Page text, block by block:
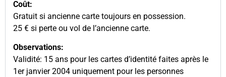
Coût:
Gratuit si ancienne carte toujours en possession.
25 € si perte ou vol de l’ancienne carte.
Observations:
Validité: 15 ans pour les cartes d’identité faites après le
1er janvier 2004 uniquement pour les personnes